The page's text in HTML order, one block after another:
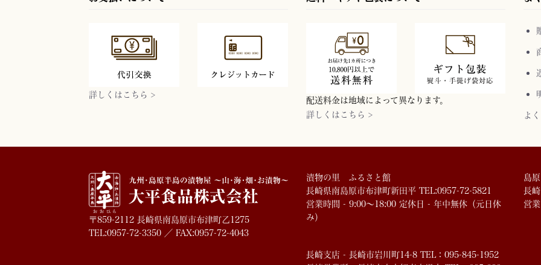
詳しくはこちら >
配送料金は地域によって異なります。
詳しくはこちら >
よ
〒859-2112 長崎県南島原市布津町乙1275
TEL:0957-72-3350 ／ FAX:0957-72-4043
漬物の里 ふるさと館
長崎県南島原市布津町新田平 TEL:0957-72-5821
営業時間 - 9:00～18:00 定休日 - 年中無休（元日休
み）
長崎支店 - 長崎市岩川町14-8 TEL：095-845-1952
島
長
営